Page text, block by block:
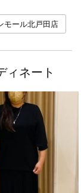
モール北戸田店
ィネート